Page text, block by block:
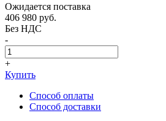
Ожидается поставка
406 980 руб.
Без НДС
-
+
Купить
Способ оплаты
Способ доставки